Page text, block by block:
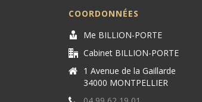
COORDONNÉES
Me BILLION-PORTE
Cabinet BILLION-PORTE
1 Avenue de la Gaillarde
34000 MONTPELLIER